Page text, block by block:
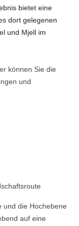
bietet eine
dort gelegenen
und Mjell im
können Sie die
und
und die Hochebene
auf eine